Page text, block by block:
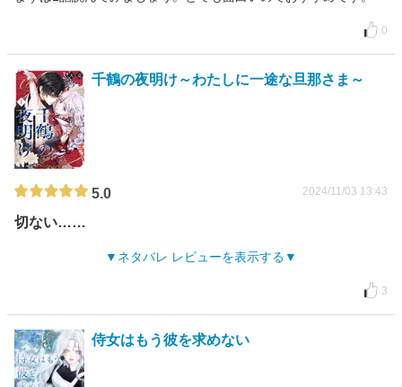
0
千鶴の夜明け～わたしに一途な旦那さま～
5.0 2024/11/03 13:43
切ない……
ネタバレ レビューを表示する
3
侍女はもう彼を求めない